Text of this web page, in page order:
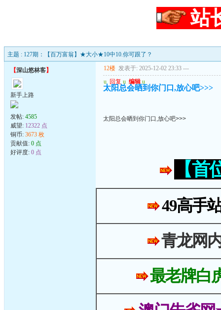
站
主题 : 127期：【百万富翁】★大小★10中10.你可跟了？
【深山悠林客】
新手上路
发帖: 4585
威望: 12322 点
铜币: 3673 枚
贡献值: 0 点
好评度: 0 点
12楼 发表于: 2025-12-02 23:33 ---
u 回复 u 编辑 u
太阳总会晒到你门口,放心吧>>>
太阳总会晒到你门口,放心吧>>>
【
49高手
青龙网
最老牌白